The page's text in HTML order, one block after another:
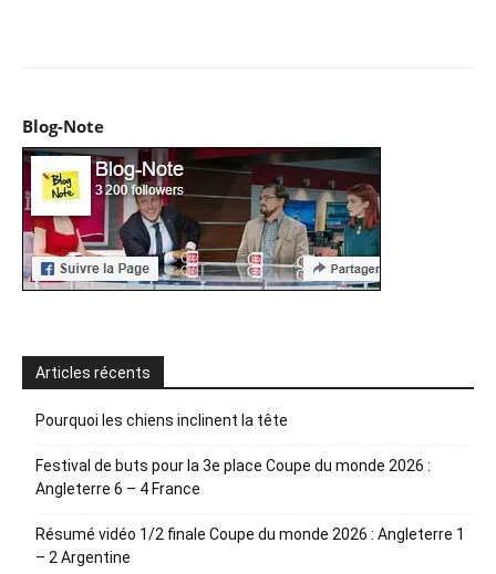
Blog-Note
Articles récents
Pourquoi les chiens inclinent la tête
Festival de buts pour la 3e place Coupe du monde 2026 :
Angleterre 6 – 4 France
Résumé vidéo 1/2 finale Coupe du monde 2026 : Angleterre 1
– 2 Argentine